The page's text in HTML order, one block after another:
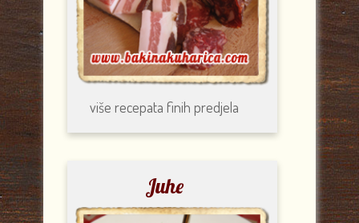
više recepatafinih predjela
Juhe